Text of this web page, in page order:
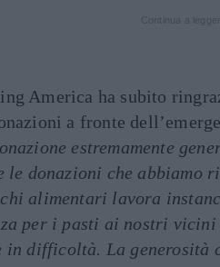
America ha subito
a fronte
estremamente
le donazioni che abbiamo
alimentari lavora
per i pasti ai nostri
in difficoltà. La generosità